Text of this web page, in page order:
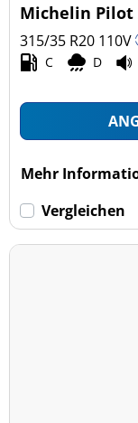
Michelin Pilot
315/35 R20 110V
C D
Mehr
Vergleichen